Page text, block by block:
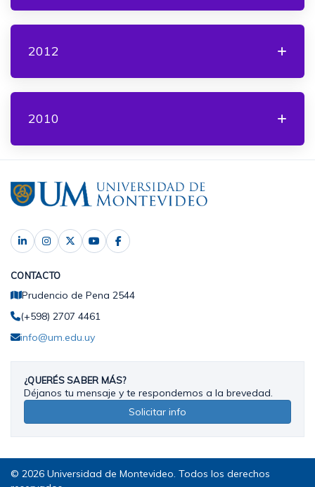
2012
2010
CONTACTO
Prudencio de Pena 2544
(+598) 2707 4461
info@um.edu.uy
¿QUERÉS SABER MÁS?
Déjanos tu mensaje y te respondemos a la brevedad.
Solicitar info
© 2026 Universidad de Montevideo. Todos los derechos